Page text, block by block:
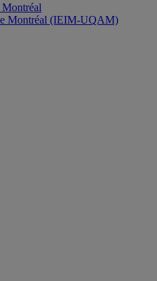
Montréal (IEIM-UQAM)